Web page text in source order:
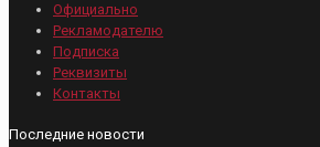
Официально
Рекламодателю
Подписка
Реквизиты
Контакты
Последние новости